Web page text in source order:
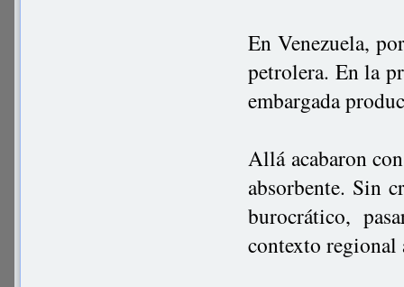
En Venezuela,
petrolera. En la
embargada
Allá acabaron
absorbente. Sin
burocrático,
contexto regional